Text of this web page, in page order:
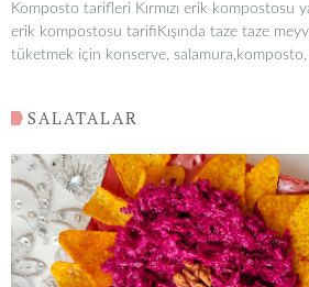
Komposto tarifleri Kırmızı erik kompostosu
erik kompostosu tarifiKışında taze taze
tüketmek için konserve,
SALATALAR